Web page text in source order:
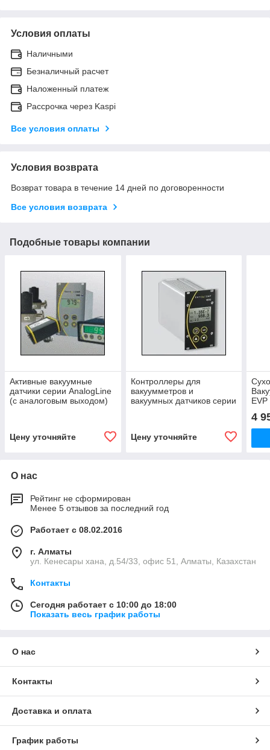
Условия оплаты
Наличными
Безналичный расчет
Наложенный платеж
Рассрочка через Kaspi
Все условия оплаты
Условия возврата
Возврат товара в течение 14 дней по договоренности
Все условия возврата
Подобные товары компании
Активные вакуумные
датчики серии AnalogLine
(с аналоговым выходом)
Цену уточняйте
Контроллеры для
вакуумметров и
вакуумных датчиков серии
Цену уточняйте
EVP
4
О нас
Рейтинг не сформирован
Менее 5 отзывов за последний год
Работает с 08.02.2016
г. Алматы
ул. Кенесары хана, д.54/33, офис 51, Алматы, Казахстан
Контакты
Сегодня работает с 10:00 до 18:00
Показать весь график работы
О нас
Контакты
Доставка и оплата
График работы